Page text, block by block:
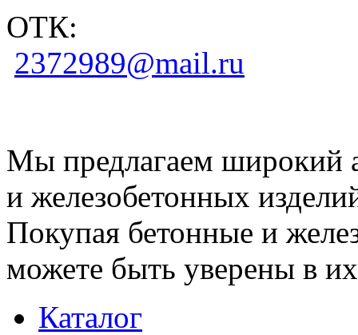
ОТК:
2372989@mail.ru
Мы предлагаем широкий
и железобетонных
Покупая бетонные и
можете быть уверены в их
Каталог